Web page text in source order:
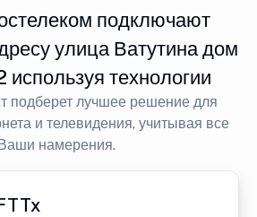
подключают
улица Ватутина дом
используя технологии
подберет лучшее решение для
и телевидения, учитывая все
намерения.